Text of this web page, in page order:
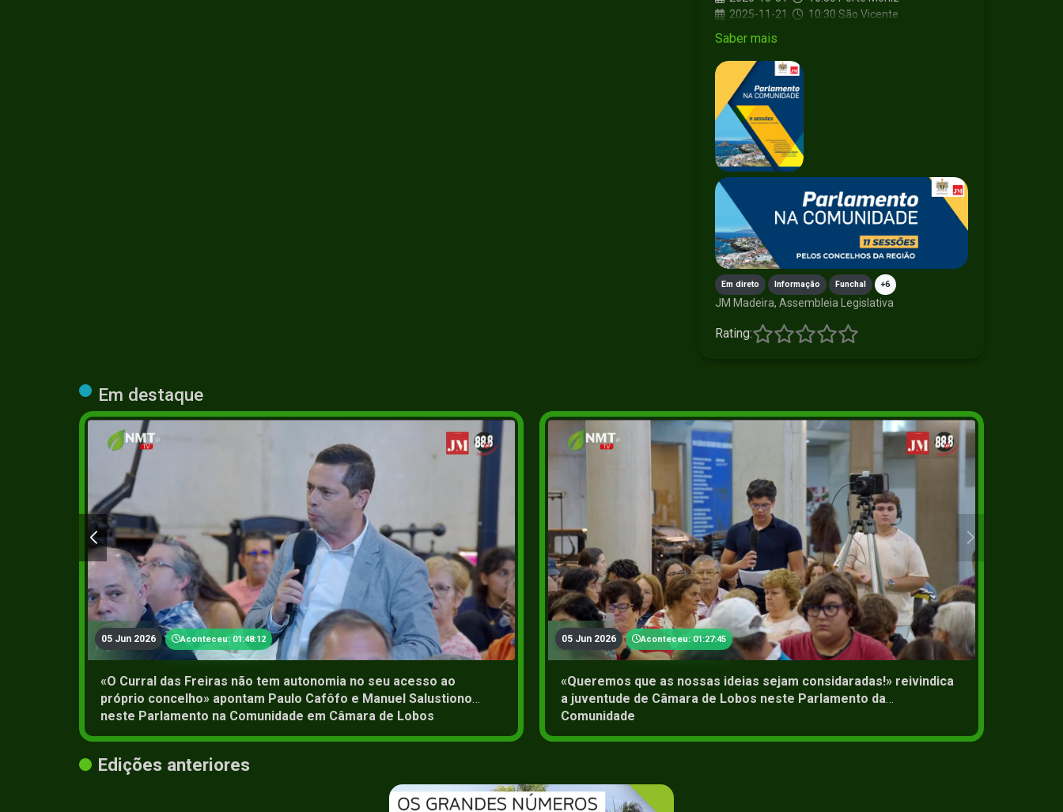
2025-11-21
10:30 São Vicente
2026-01-22
2026-04-17
2026-05-08
2026-06-05
Saber mais
Em direto Informação Funchal +6
JM Madeira, Assembleia Legislativa
Rating:
Em destaque
05 Jun 2026 Aconteceu: 01:48:12
«O Curral das Freiras não tem autonomia no seu acesso ao
próprio concelho» apontam Paulo Cafôfo e Manuel Salustiono
neste Parlamento na Comunidade em Câmara de Lobos
05 Jun 2026 Aconteceu: 01:27:45
«Queremos que as nossas ideias sejam considaradas!» reivindica
a juventude de Câmara de Lobos neste Parlamento da
Comunidade
Edições anteriores